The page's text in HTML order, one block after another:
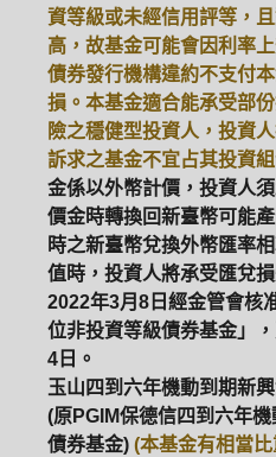
ETF 中國好時
醫療生化 中國品
基金申購 策略
大中
資等級或未經信用評等，
高，故基金可能會因利率
債券發行機構違約不支付
損。本基金適合能承受部
險之穩健型投資人，投資
訴求之基金不宜占其投資
金係以外幣計價，投資人
價金時轉換回新臺幣可能
時之新臺幣兌換外幣匯率
值時，投資人將承受匯兌
2022年3月8日經金管會核
位非投資等級債券基金」
4日。
玉山四到六年機動到期新
(原PGIM保德信四到六年
債券基金) (本基金有相當